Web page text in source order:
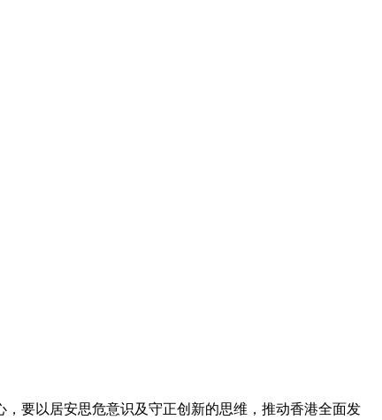
要以居安思危意识及守正创新的思维，推动香港全面发